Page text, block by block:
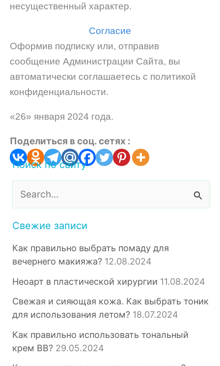
несущественный характер.
Согласие
Оформив подписку или, отправив
сообщение Администрации Сайта, вы
автоматически соглашаетесь с политикой
конфиденциальности.
«26» января 2024 года.
Поделиться в соц. сетях :
Поиск по сайту
о
и
к
:
Свежие записи
Как правильно выбрать помаду для
вечернего макияжа? 12.08.2024
Неоарт в пластической хирургии 11.08.2024
Свежая и сияющая кожа. Как выбрать тоник
для использования летом? 18.07.2024
Как правильно использовать тональный
крем BB? 29.05.2024